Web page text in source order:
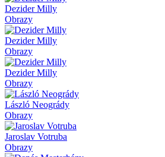
Dezider Milly
Obrazy
Dezider Milly
Obrazy
Dezider Milly
Obrazy
László Neogrády
Obrazy
Jaroslav Votruba
Obrazy